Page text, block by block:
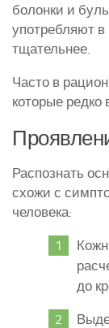
болонки и
употребляют
тщательнее.
Часто в
которые редко
Распознать
схожи с
человека:
до